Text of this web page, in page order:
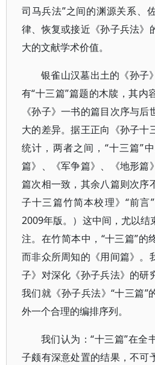
司马兵法”之间的渊源关系、
律、恢复或接近《孙子兵法》
大的文献学术价值。
银雀山汉墓出土的《孙子
有“十三篇”篇题的木牍，其内
《孙子》一书的篇目次序与
大的差异。据王正向《孙子十
统计，两者之间，“十三篇”
篇》、《军争篇》、《地形篇
篇次相一致，其余八篇则次序
子十三篇竹简本校理》“前言
2009年版。）这中间，尤以结
注。在竹简本中，“十三篇”的
而非众所周知的《用间篇》。
子》对深化《孙子兵法》的研
我们就《孙子兵法》“十三篇”
外一个合理的编排序列。
我们认为：“十三篇”在全
子颇有深意处置的结果，不可